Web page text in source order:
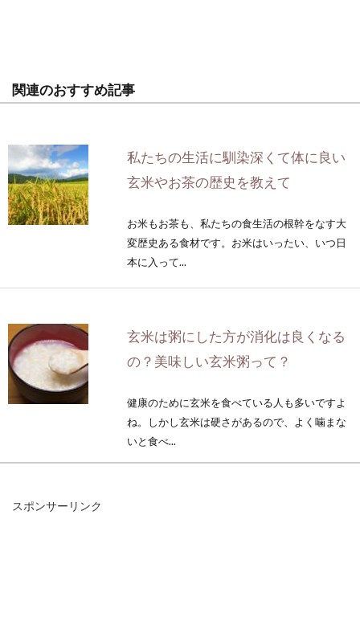
関連のおすすめ記事
私たちの生活に馴染深くて体に良い
玄米やお茶の歴史を教えて
お米もお茶も、私たちの食生活の根幹をなす大
変歴史ある食材です。お米はいったい、いつ日
本に入って...
玄米は粥にした方が消化は良くなる
の？美味しい玄米粥って？
健康のために玄米を食べている人も多いですよ
ね。しかし玄米は硬さがあるので、よく噛まな
いと食べ...
スポンサーリンク